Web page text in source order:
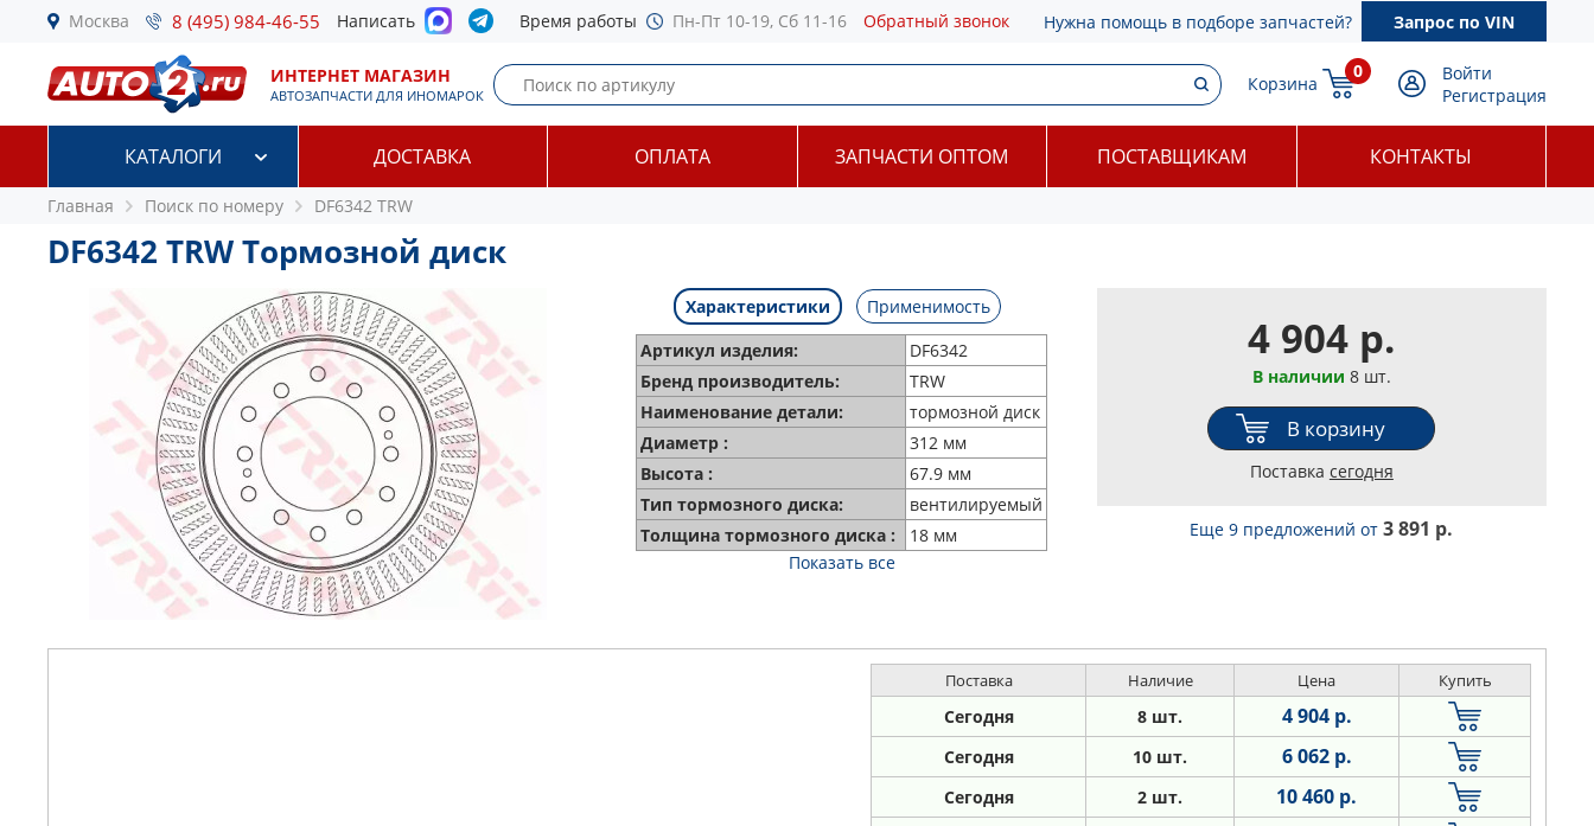
Москва 8 (495) 984-46-55 Написать Время работы Пн-Пт 10-19, Сб 11-16 Обратный звонок Нужна помощь в подборе запчастей? Запрос по VIN
ИНТЕРНЕТ МАГАЗИН
АВТОЗАПЧАСТИ ДЛЯ ИНОМАРОК
Корзина
0
Войти
Регистрация
КАТАЛОГИ ДОСТАВКА ОПЛАТА ЗАПЧАСТИ ОПТОМ ПОСТАВЩИКАМ КОНТАКТЫ
Главная Поиск по номеру DF6342 TRW
DF6342 TRW Тормозной диск
Характеристики
Применимость
Артикул изделия:
DF6342
Бренд производитель:
TRW
Наименование детали:
тормозной диск
Диаметр :
312 мм
Высота :
67.9 мм
Тип тормозного диска:
вентилируемый
Толщина тормозного диска :
18 мм
Показать все
4 904 р.
В наличии 8 шт.
В корзину
Поставка сегодня
Еще 9 предложенийот3 891 р.
Поставка Наличие Цена Купить
Сегодня 8 шт. 4 904 р.
Сегодня 10 шт. 6 062 р.
Сегодня 2 шт. 10 460 р.